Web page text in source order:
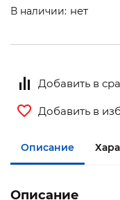
В наличии: нет
Добавить в
Добавить в
Описание
Описание